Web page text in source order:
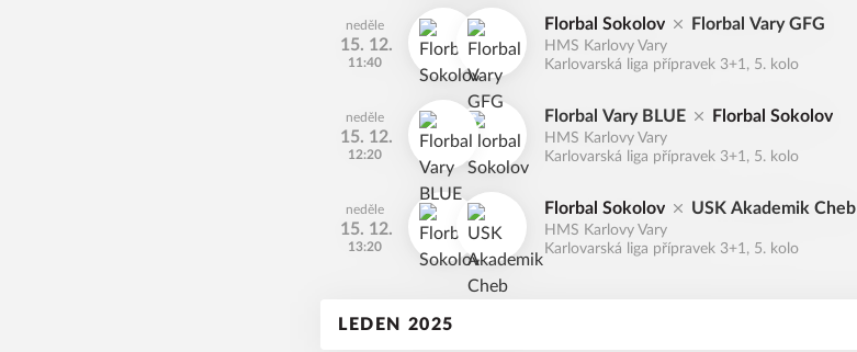
neděle
15. 12.
11:40
Florbal Sokolov Florbal Vary GFG
HMS Karlovy Vary
Karlovarská liga přípravek 3+1, 5. kolo
neděle
15. 12.
12:20
Florbal Vary BLUE Florbal Sokolov
HMS Karlovy Vary
Karlovarská liga přípravek 3+1, 5. kolo
neděle
15. 12.
13:20
Florbal Sokolov USK Akademik Cheb
HMS Karlovy Vary
Karlovarská liga přípravek 3+1, 5. kolo
LEDEN 2025